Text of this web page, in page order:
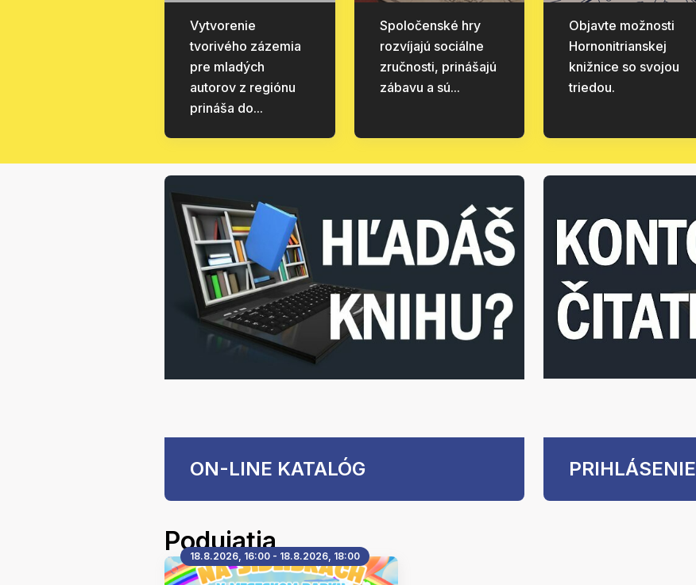
Vytvorenie
tvorivého zázemia
pre mladých
autorov z regiónu
prináša do...
Spoločenské hry
rozvíjajú sociálne
zručnosti, prinášajú
zábavu a sú...
Objavte možnosti
Hornonitrianskej
knižnice so svojou
triedou.
ON-LINE KATALÓG PRIHLÁSENIE
Podujatia
18.8.2026, 16:00 - 18.8.2026, 18:00